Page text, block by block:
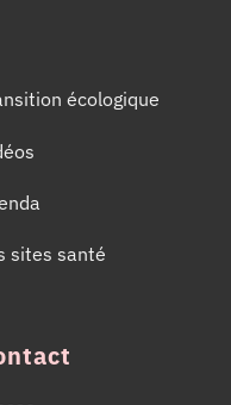
écologique
sites santé